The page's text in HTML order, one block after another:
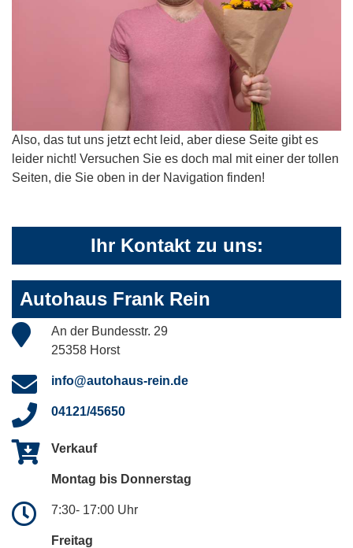
Also, das tut uns jetzt echt leid, aber diese Seite gibt es
leider nicht! Versuchen Sie es doch mal mit einer der tollen
Seiten, die Sie oben in der Navigation finden!
Ihr Kontakt zu uns:
Autohaus Frank Rein
An der Bundesstr. 29
25358 Horst
info@autohaus-rein.de
04121/45650
Verkauf
Montag bis Donnerstag
7:30- 17:00 Uhr
Freitag